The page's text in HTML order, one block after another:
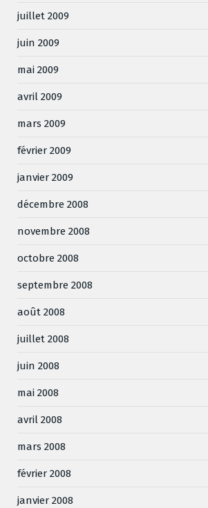
juillet 2009
juin 2009
mai 2009
avril 2009
mars 2009
février 2009
janvier 2009
décembre 2008
novembre 2008
octobre 2008
septembre 2008
août 2008
juillet 2008
juin 2008
mai 2008
avril 2008
mars 2008
février 2008
janvier 2008